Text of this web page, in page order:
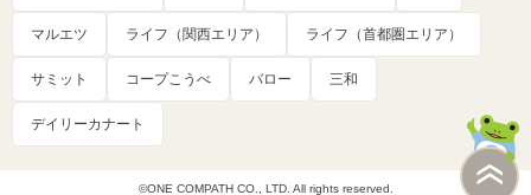
マルエツ ライフ（関西エリア） ライフ（首都圏エリア）
サミット コープこうべ バロー 三和
デイリーカナート
©ONE COMPATH CO., LTD. All rights reserved.